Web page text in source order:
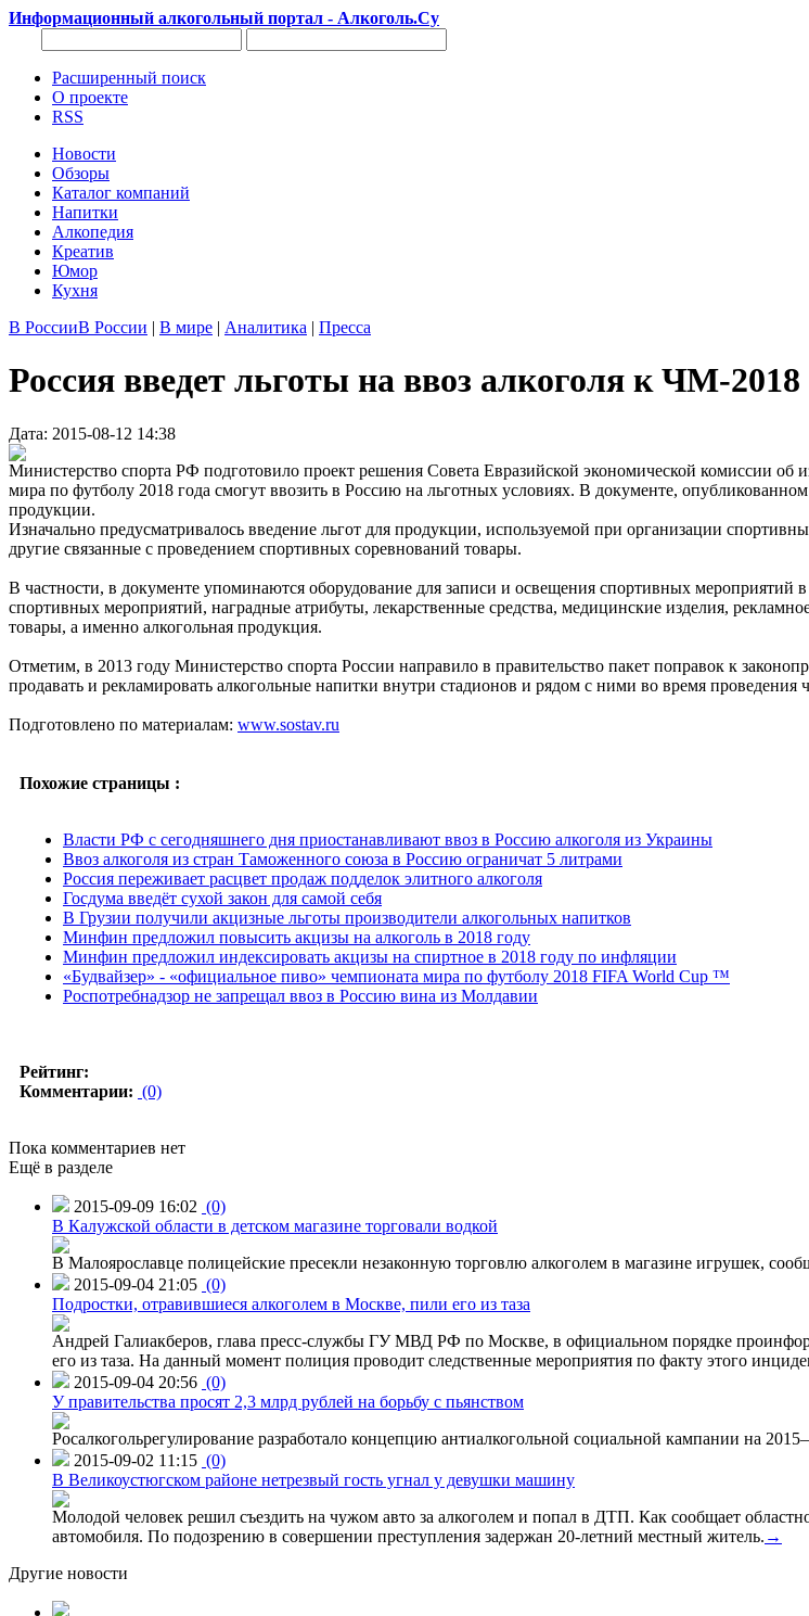
Информационный алкогольный портал - Алкоголь.Су
Расширенный поиск
О проекте
RSS
Новости
Обзоры
Каталог компаний
Напитки
Алкопедия
Креатив
Юмор
Кухня
В РоссииВ России | В мире | Аналитика | Пресса
Россия введет льготы на ввоз алкоголя к ЧМ-2018
Дата: 2015-08-12 14:38
Министерство спорта РФ подготовило проект решения Совета Евразийской экономической комиссии
мира по футболу 2018 года смогут ввозить в Россию на льготных условиях. В документе,
продукции.
Изначально предусматривалось введение льгот для продукции, используемой при организации
другие связанные с проведением спортивных соревнований товары.
В частности, в документе упоминаются оборудование для записи и освещения спортивных
спортивных мероприятий, наградные атрибуты, лекарственные средства, медицинские изделия,
товары, а именно алкогольная продукция.
Отметим, в 2013 году Министерство спорта России направило в правительство пакет поправок к
продавать и рекламировать алкогольные напитки внутри стадионов и рядом с ними во время
Подготовлено по материалам: www.sostav.ru
Похожие страницы :
Власти РФ с сегодняшнего дня приостанавливают ввоз в Россию алкоголя из Украины
Ввоз алкоголя из стран Таможенного союза в Россию ограничат 5 литрами
Россия переживает расцвет продаж подделок элитного алкоголя
Госдума введёт сухой закон для самой себя
В Грузии получили акцизные льготы производители алкогольных напитков
Минфин предложил повысить акцизы на алкоголь в 2018 году
Минфин предложил индексировать акцизы на спиртное в 2018 году по инфляции
«Будвайзер» - «официальное пиво» чемпионата мира по футболу 2018 FIFA World Cup ™
Роспотребнадзор не запрещал ввоз в Россию вина из Молдавии
Рейтинг:
Комментарии: (0)
Пока комментариев нет
Ещё в разделе
2015-09-09 16:02 (0)
В Калужской области в детском магазине торговали водкой
В Малоярославце полицейские пресекли незаконную торговлю алкоголем в магазине игрушек,
2015-09-04 21:05 (0)
Подростки, отравившиеся алкоголем в Москве, пили его из таза
Андрей Галиакберов, глава пресс-службы ГУ МВД РФ по Москве, в официальном порядке
его из таза. На данный момент полиция проводит следственные мероприятия по факту этого
2015-09-04 20:56 (0)
У правительства просят 2,3 млрд рублей на борьбу с пьянством
Росалкогольрегулирование разработало концепцию антиалкогольной социальной кампании на
2015-09-02 11:15 (0)
В Великоустюгском районе нетрезвый гость угнал у девушки машину
Молодой человек решил съездить на чужом авто за алкоголем и попал в ДТП. Как сообщает
автомобиля. По подозрению в совершении преступления задержан 20-летний местный житель. →
Другие новости